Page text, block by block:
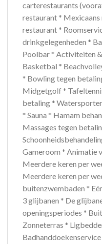
carterestaurants
restaurant *
restaurant *
drinkgelegenheden *
Poolbar * Activiteiten
Basketbal *
* Bowling tegen
Midgetgolf *
betaling *
* Sauna * Hamam
Massages tegen
Gameroom * Animatie
Meerdere keren per
Meerdere keren per
buitenzwembaden *
3 glijbanen * De
openingsperiodes *
Zonneterras *